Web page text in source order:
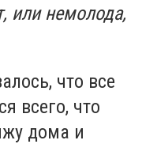
или немолода,
что все
всего, что
дома и